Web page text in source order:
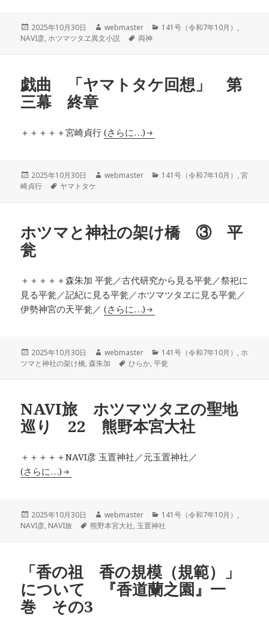
投
稿
2025年10月30日
作
成
webmaster
カ
141号（令和7年10月） ,
NAVI彦,ホツマツタヱ異文小説
タ
両神
戯曲 「ヤマトタケ回想」 第
三幕 終章
＋＋＋＋＋宮崎貞行(さらに…)
投
稿
2025年10月30日
作
webmaster
カ
141号（令和7年10月） ,宮
崎貞行
タ
ヤマトタケ
ホツマと神社の架け橋 ③ 平
瓮
＋＋＋＋＋森朱加 平瓮／古代研究から見る平瓮／祭祀に
見る平瓮／記紀に見る平瓮／ホツマツタヱに見る平瓮／
伊勢神宮の天平瓮／(さらに…)
投
稿
2025年10月30日
作
成
webmaster
カ
テ
141号（令和7年10月） ,ホ
ツマと神社の架け橋,森朱加
タ
ひらか,平瓮
NAVI旅 ホツマツタヱの聖地
巡り 22 熊野本宮大社
＋＋＋＋＋NAVI彦 玉置神社／元玉置神社／
(さらに…)
投
稿
2025年10月30日
作
成
webmaster
カ
テ
141号（令和7年10月） ,
NAVI彦, NAVI旅
タ
熊野本宮大社, 玉置神社
「香の祖 香の規模（規範）」
について 『香道蘭之園』一
巻 その3